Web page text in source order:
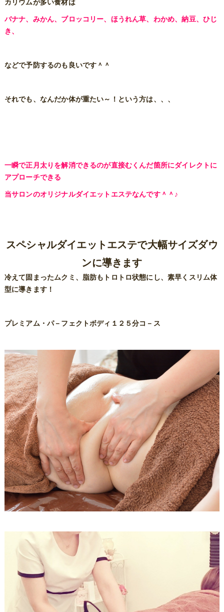
カリウムが多い食材は
バナナ、みかん、ブロッコリー、ほうれん草、わかめ、納豆、ひじ
き、
などで予防するのも良いです＾＾
それでも、なんだか体が重たい～！という方は、、、
一瞬で正月太りを解消できるのが直接むくんだ箇所にダイレクトに
アプローチできる
当サロンのオリジナルダイエットエステなんです＾＾♪
スペシャルダイエットエステで大幅サイズダウ
ンに導きます
冷えて固まったムクミ、脂肪もトロトロ状態にし、素早くスリム体
型に導きます！
プレミアム・パ－フェクトボディ１２５分コ－ス